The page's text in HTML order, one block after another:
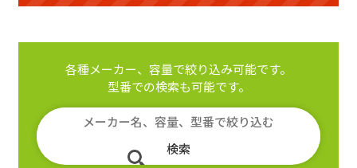
各種メーカー、容量で絞り込み可能です。
型番での検索も可能です。